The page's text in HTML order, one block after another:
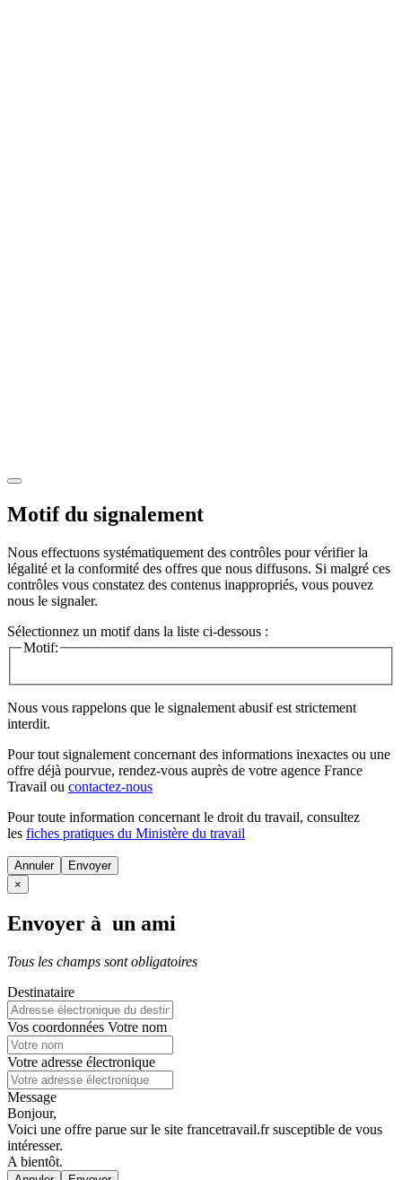
Motif du signalement
Nous effectuons systématiquement des contrôles pour vérifier la
légalité et la conformité des offres que nous diffusons. Si malgré ces
contrôles vous constatez des contenus inappropriés, vous pouvez
nous le signaler.
Sélectionnez un motif dans la liste ci-dessous :
Motif:
Nous vous rappelons que le signalement abusif est strictement
interdit.
Pour tout signalement concernant des informations inexactes ou une
offre déjà pourvue, rendez-vous auprès de votre agence France
Travail ou contactez-nous
Pour toute information concernant le droit du travail, consultez
les fiches pratiques du Ministère du travail
Annuler
×
Envoyer à un ami
Tous les champs sont obligatoires
Destinataire
Vos coordonnées Votre nom
Votre adresse électronique
Message
Bonjour,
Voici une offre parue sur le site francetravail.fr susceptible de vous
intéresser.
A bientôt.